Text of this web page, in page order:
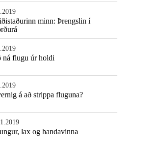
minn: Þrengslin í
ná flugu úr holdi
á að strippa fluguna?
lax og handavinna